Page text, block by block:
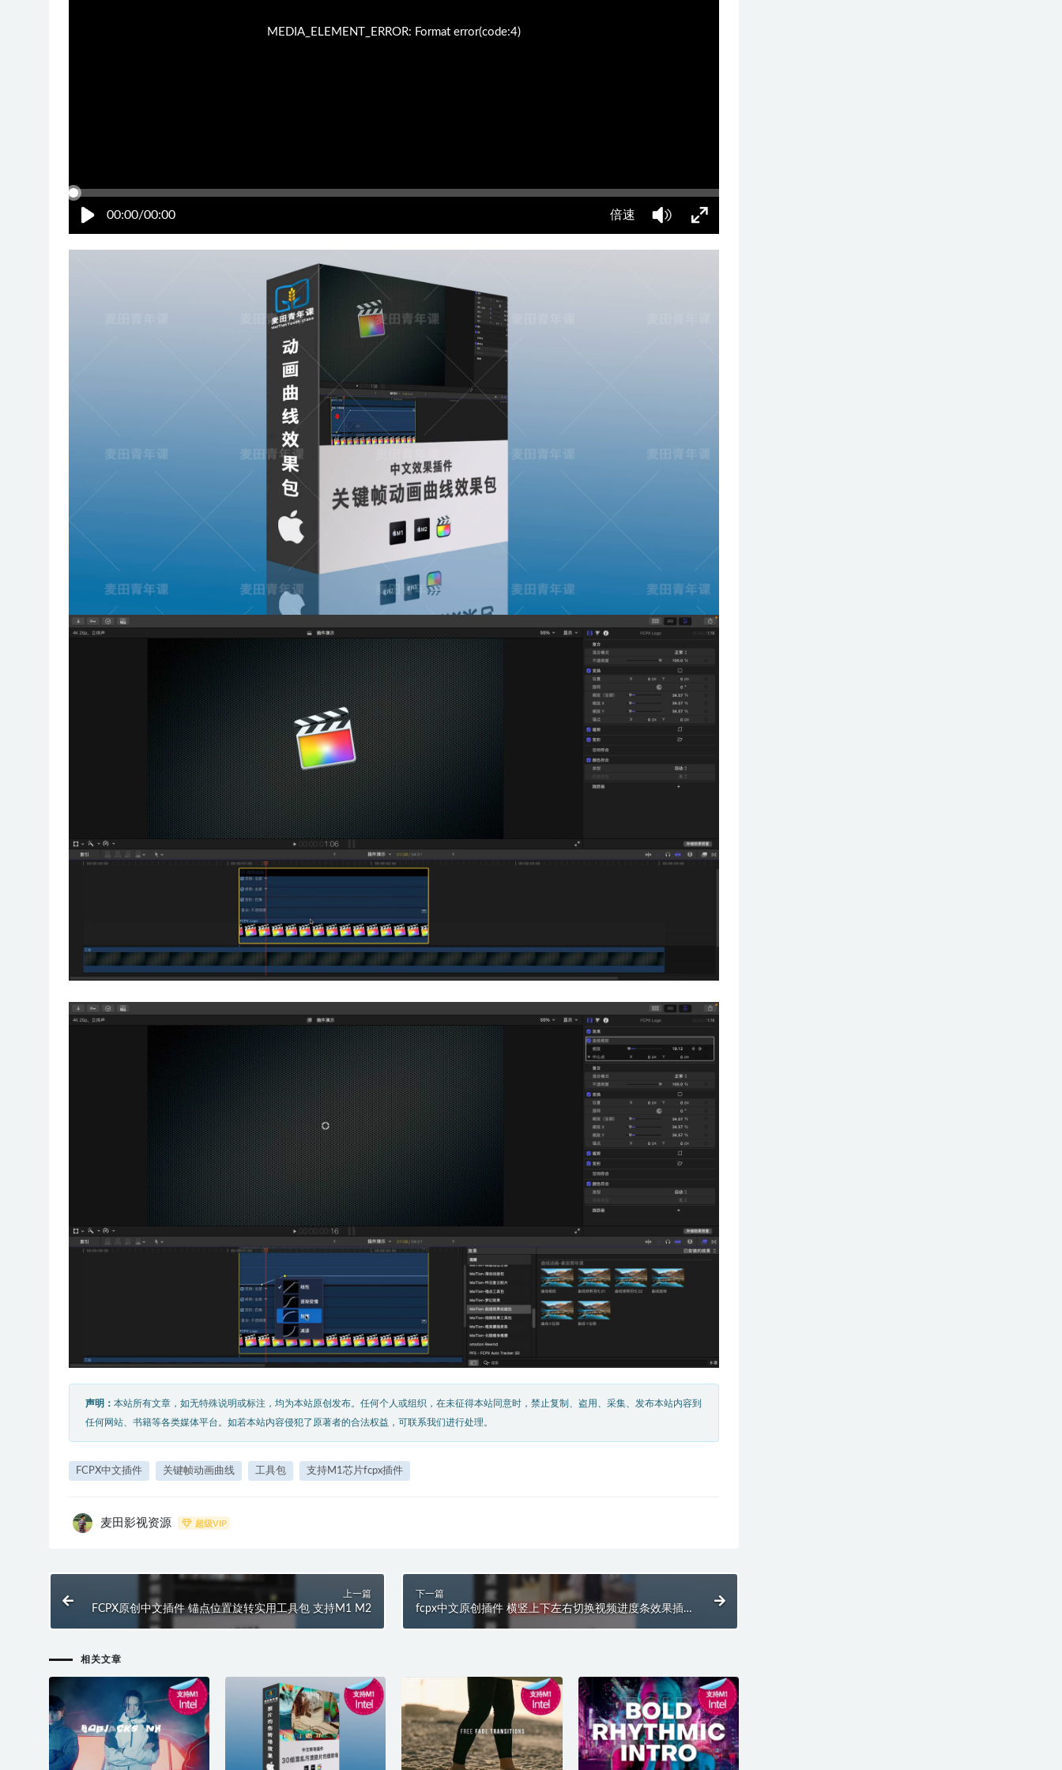
00:00/00:00 倍速
MEDIA_ELEMENT_ERROR: Format error(code:4)
声明： 本站所有文章，如无特殊说明或标注，均为本站原创发布。任何个人或组织，在未征得本站同意时，禁止复制、盗用、采集、发布本站内容到
任何网站、书籍等各类媒体平台。如若本站内容侵犯了原著者的合法权益，可联系我们进行处理。
FCPX中文插件 关键帧动画曲线 工具包 支持M1芯片fcpx插件
麦田影视资源 超级VIP
上一篇
FCPX原创中文插件 锚点位置旋转实用工具包 支持M1 M2
下一篇
fcpx中文原创插件 横竖上下左右切换视频进度条效果插件
相关文章